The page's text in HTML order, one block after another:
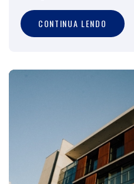
CONTINUA LENDO